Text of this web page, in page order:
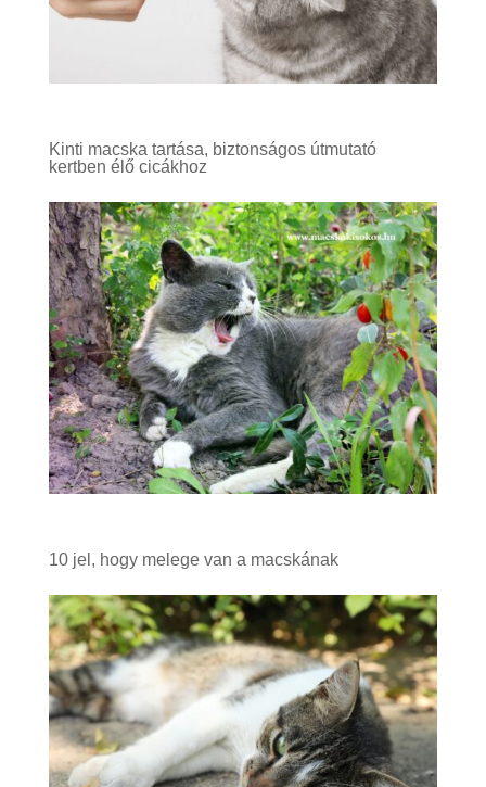
Kinti macska tartása, biztonságos útmutató
kertben élő cicákhoz
10 jel, hogy melege van a macskának